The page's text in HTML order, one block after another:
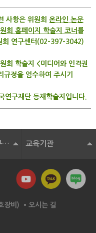
사항은 위원회 온라인 논문
회 홈페이지 학술지 코너 를
회 연구센터(02-397-3042)
회 학술지 <미디어와 인격권
규정을 엄수하여 주시기
연구재단 등재학술지입니다.
외국언론 피해구제기구 교육기관
장비) 오시는 길